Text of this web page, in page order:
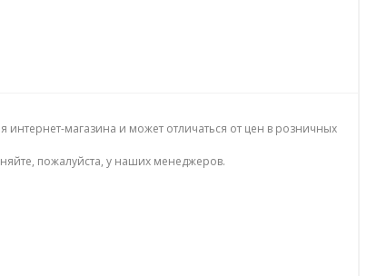
интернет-магазина и может отличаться от цен в розничных
пожалуйста, у наших менеджеров.